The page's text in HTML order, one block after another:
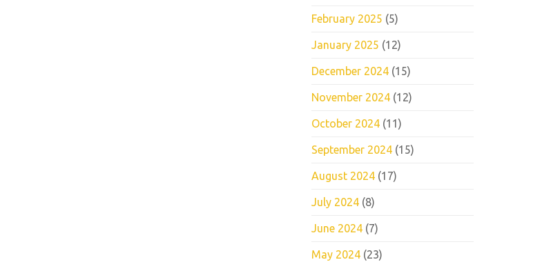
February 2025 (5)
January 2025 (12)
December 2024 (15)
November 2024 (12)
October 2024 (11)
September 2024 (15)
August 2024 (17)
July 2024 (8)
June 2024 (7)
May 2024 (23)